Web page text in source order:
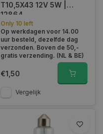
T10,5X43 12V 5W |
12864
Only 10 left
Op werkdagen voor 14.00
uur besteld, dezelfde dag
verzonden. Boven de 50,-
gratis verzending. (NL & BE)
€1,50
Vergelijk